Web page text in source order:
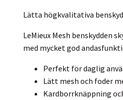
Lätta högkvalitativa
LeMieux Mesh benskydden
med mycket god
Perfekt för daglig
Lätt mesh och foder
Kardborrknäppning